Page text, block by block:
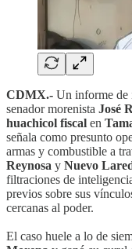
CDMX.- Un informe de
senador morenista José
huachicol fiscal en
señala como presunto
armas y combustible a
Reynosa y Nuevo
filtraciones de
previos sobre sus
cercanas al poder.
El caso huele a lo de